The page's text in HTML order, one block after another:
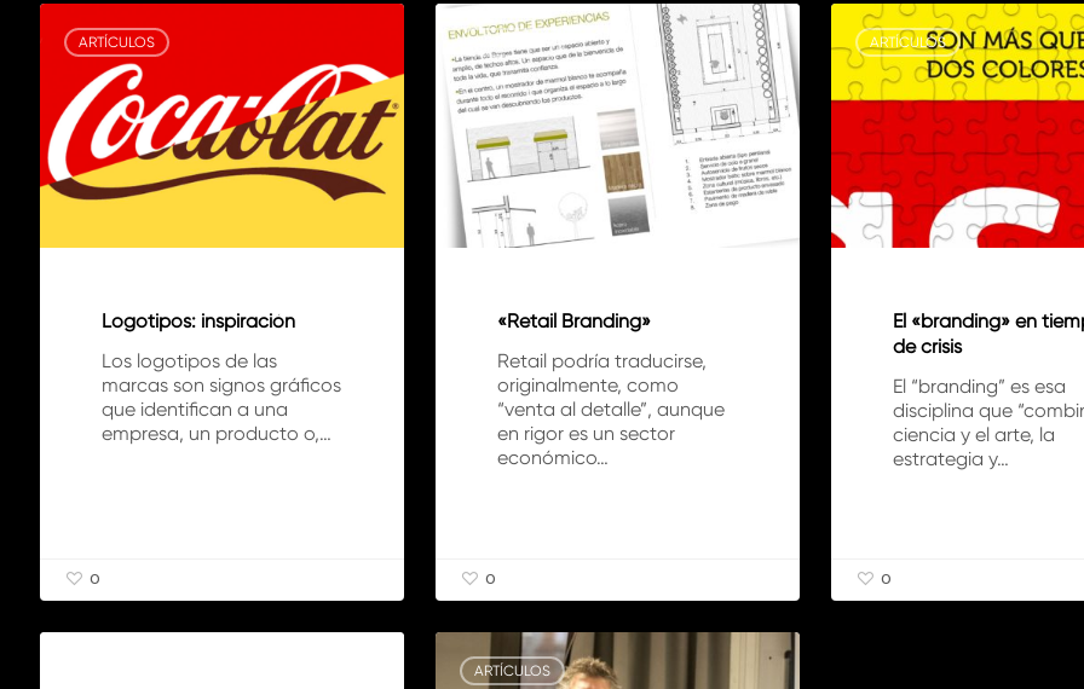
Logotipos:
inspiración
ARTÍCULOS
Logotipos: inspiración
Los logotipos de las
marcas son signos gráficos
que identifican a una
empresa, un producto o,…
0
«Retail
Branding»
ARTÍCULOS
«Retail Branding»
Retail podría traducirse,
originalmente, como
“venta al detalle”, aunque
en rigor es un sector
económico…
0
El
«branding»
en
tiempos
de
crisis
ARTÍCULOS
El «branding» en
de crisis
El “branding” es esa
disciplina que
ciencia y el arte, la
estrategia y…
0
Potenciar
Columna
con ARTÍCULOS